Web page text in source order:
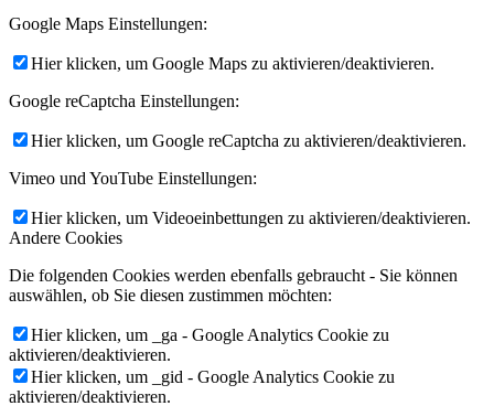
Google Maps Einstellungen:
Hier klicken, um Google Maps zu aktivieren/deaktivieren.
Google reCaptcha Einstellungen:
Hier klicken, um Google reCaptcha zu aktivieren/deaktivieren.
Vimeo und YouTube Einstellungen:
Hier klicken, um Videoeinbettungen zu aktivieren/deaktivieren.
Andere Cookies
Die folgenden Cookies werden ebenfalls gebraucht - Sie können
auswählen, ob Sie diesen zustimmen möchten:
Hier klicken, um _ga - Google Analytics Cookie zu
aktivieren/deaktivieren.
Hier klicken, um _gid - Google Analytics Cookie zu
aktivieren/deaktivieren.